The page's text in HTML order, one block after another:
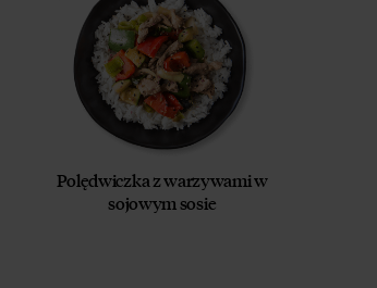
Polędwiczka z warzywami w
sojowym sosie